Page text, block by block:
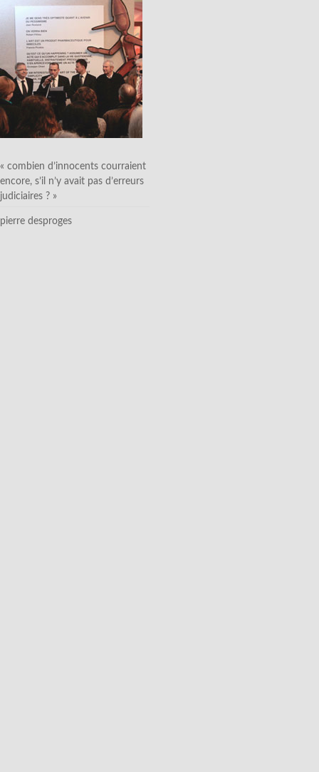
« combien d’innocents courraient
encore, s’il n’y avait pas d’erreurs
judiciaires ? »
pierre desproges